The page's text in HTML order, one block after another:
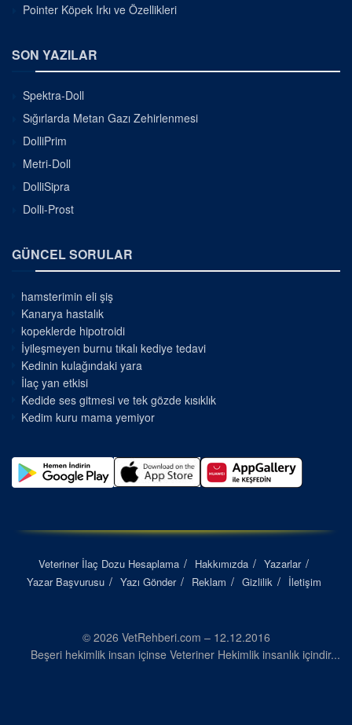
Pointer Köpek Irkı ve Özellikleri
SON YAZILAR
Spektra-Doll
Sığırlarda Metan Gazı Zehirlenmesi
DolliPrim
Metri-Doll
DolliSipra
Dolli-Prost
GÜNCEL SORULAR
hamsterimin eli şiş
Kanarya hastalık
kopeklerde hipotroidi
İyileşmeyen burnu tıkalı kediye tedavi
Kedinin kulağındaki yara
İlaç yan etkisi
Kedide ses gitmesi ve tek gözde kısıklık
Kedim kuru mama yemiyor
Veteriner İlaç Dozu Hesaplama Hakkımızda
Yazarlar
Yazar Başvurusu
Yazı Gönder Reklam Gizlilik İletişim
© 2026 VetRehberi.com – 12.12.2016
Beşeri hekimlik insan içinse Veteriner Hekimlik insanlık içindir...